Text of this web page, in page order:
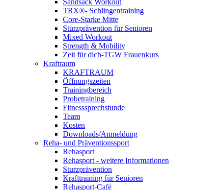
Sandsack Workout
TRX®- Schlingentraining
Core-Starke Mitte
Sturzprävention für Senioren
Mixed Workout
Strength & Mobility
Zeit für dich-TGW Frauenkurs
Kraftraum
KRAFTRAUM
Öffnungszeiten
Trainingbereich
Probetraining
Fitnesssprechstunde
Team
Kosten
Downloads/Anmeldung
Reha- und Präventionssport
Rehasport
Rehasport - weitere Informationen
Sturzprävention
Krafttraining für Senioren
Rehasport-Café